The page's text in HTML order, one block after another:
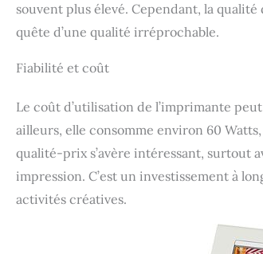
souvent plus élevé. Cependant, la
quête d’une qualité irréprochable.
Fiabilité et coût
Le coût d’utilisation de l’imprimante
ailleurs, elle consomme environ 60
qualité-prix s’avère intéressant, surtout
impression. C’est un investissement à
activités créatives.